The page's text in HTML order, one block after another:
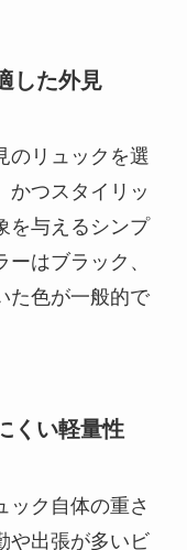
した外見
のリュックを選
かつスタイリッ
を与えるシンプ
はブラック、
た色が一般的で
くい軽量性
ック自体の重さ
や出張が多いビ